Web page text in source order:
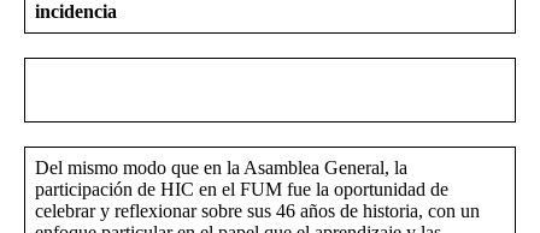
incidencia
Del mismo modo que en la Asamblea General, la
participación de HIC en el FUM fue la oportunidad de
celebrar y reflexionar sobre sus 46 años de historia, con un